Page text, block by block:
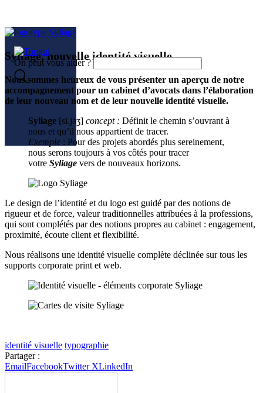
On peut vous aider ?
Syliage, nouvelle identité visuelle
Nous sommes heureux de vous présenter un aperçu de notre
accompagnement pour un cabinet d’avocats dans l’élaboration
de leur nouveau nom et de leur nouvelle identité visuelle.
Syliage [si.jaӡ] concept : Définit le chemin s’ouvrant à
nous et qu’il nous appartient de tracer.
Exemple : Pour des projets abordés plus sereinement,
nous serons toujours à vos côtés pour tracer
votre Syliage vers de nouveaux horizons.
Le design de l’identité et du logo est guidé par des notions de
rigueur et de force, valeur traditionnelles attribuées à la professions,
qui sont complétés par des notions propres au cabinet : engagement,
proximité, écoute client et flexibilité.
Nous réalisons une identité visuelle complète déclinée sur tous les
supports corporate print et web.
identité visuelle typographie
Partager :
EmailFacebookTwitter XLinkedIn